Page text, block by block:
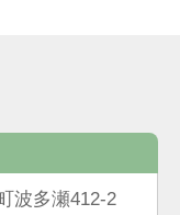
波多瀬412-2